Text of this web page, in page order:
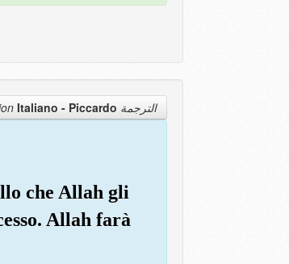
الترجمة Translation Italiano - Piccardo
che Allah gli
Allah farà